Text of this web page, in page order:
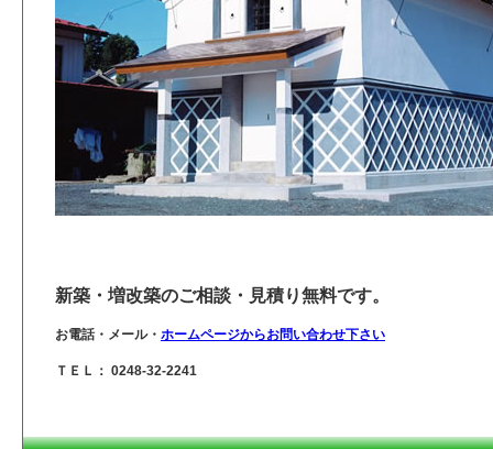
新築・増改築のご相談・見積り無料です。
お電話・メール・ ホームページからお問い合わせ下さい
ＴＥＬ： 0248-32-2241